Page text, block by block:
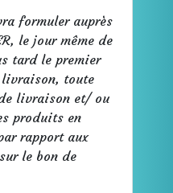
formuler auprès
le jour même de
tard le premier
toute
livraison et/ ou
produits en
rapport aux
le bon de